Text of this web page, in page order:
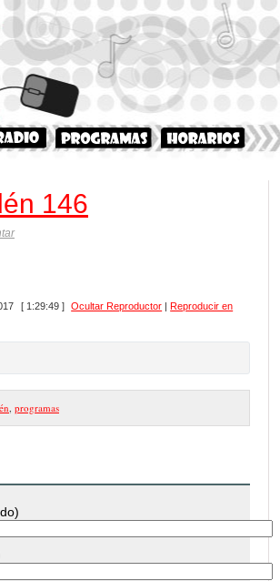
146
[ 1:29:49 ] Ocultar Reproductor |Reproducir en
programas